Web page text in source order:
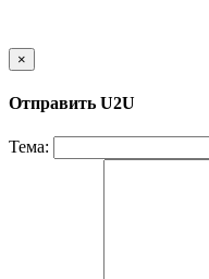
×
Отправить U2U
Тема: